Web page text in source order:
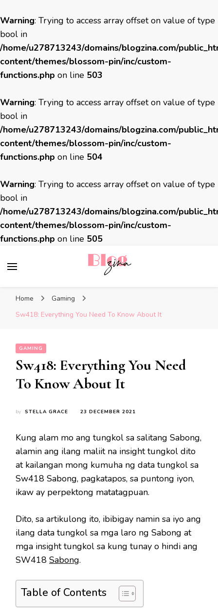
Warning: Trying to access array offset on value of type
bool in
/home/u278713243/domains/blogzina.com/
content/themes/blossom-pin/inc/custom-
functions.php on line 503
Warning: Trying to access array offset on value of type
bool in
/home/u278713243/domains/blogzina.com/
content/themes/blossom-pin/inc/custom-
functions.php on line 504
Warning: Trying to access array offset on value of type
bool in
/home/u278713243/domains/blogzina.com/
content/themes/blossom-pin/inc/custom-
functions.php on line 505
Home
Gaming
Sw418: Everything You Need To Know About It
GAMING
Sw418: Everything You Need
To Know About It
by STELLA GRACE 23 DECEMBER 2021
Kung alam mo ang tungkol sa salitang Sabong,
alamin ang ilang maliit na insight tungkol dito
at kailangan mong kumuha ng data tungkol sa
Sw418 Sabong, pagkatapos, sa puntong iyon,
ikaw ay perpektong matatagpuan.
Dito, sa artikulong ito, ibibigay namin sa iyo ang
ilang data tungkol sa mga laro ng Sabong at
mga insight tungkol sa kung tunay o hindi ang
SW418 Sabong.
Table of Contents